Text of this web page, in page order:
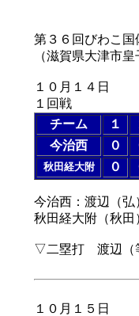
第３６回びわこ国
（滋賀県大津市皇
１０月１４日
１回戦
チーム
１
今治西
０
秋田経大附 ０
今治西：渡辺（弘
秋田経大附（秋田
▽二塁打 渡辺（
１０月１５日